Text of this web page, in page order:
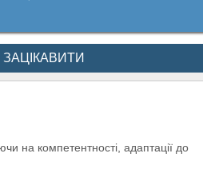
на компетентності, адаптації до